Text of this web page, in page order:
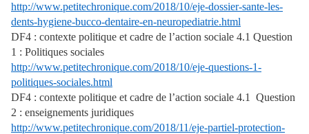
http://www.petitechronique.com/2018/10/eje-dossier-sante-les-
dents-hygiene-bucco-dentaire-en-neuropediatrie.html
DF4 : contexte politique et cadre de l’action sociale 4.1 Question
1 : Politiques sociales
http://www.petitechronique.com/2018/10/eje-questions-1-
politiques-sociales.html
DF4 : contexte politique et cadre de l’action sociale 4.1 Question
2 : enseignements juridiques
http://www.petitechronique.com/2018/11/eje-partiel-protection-